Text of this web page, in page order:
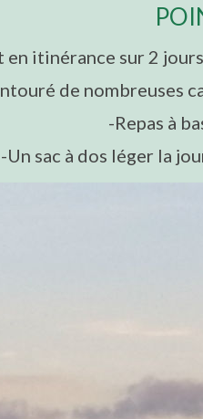
itinérance sur 2
de nombreuses
-Repas à
-Un sac à dos léger la